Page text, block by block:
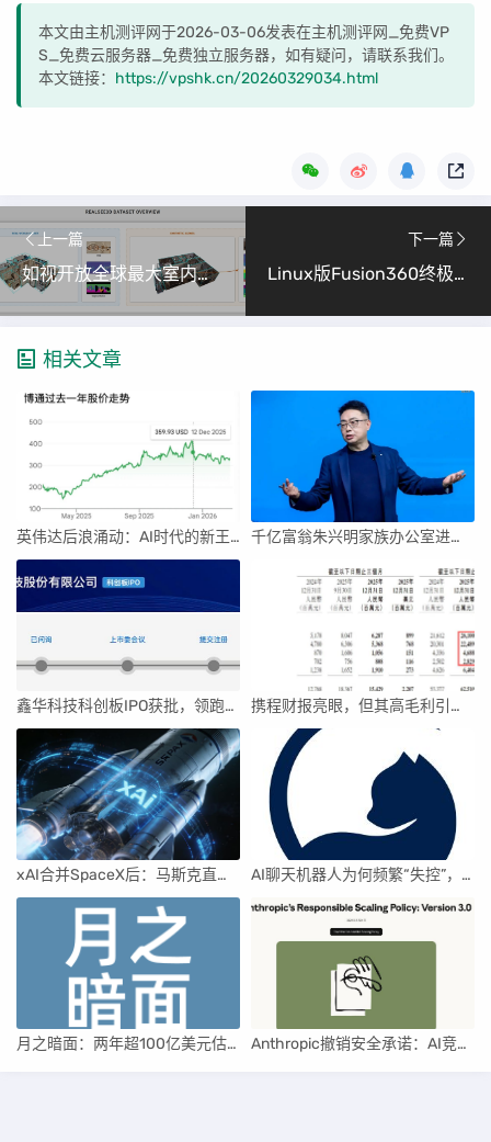
本文由主机测评网于2026-03-06发表在主机测评网_免费VP
S_免费云服务器_免费独立服务器，如有疑问，请联系我们。
本文链接： https://vpshk.cn/20260329034.html
上一篇
如视开放全球最大室内三维数据集Realsee3D，助力空间智能研究
下一篇
Linux版Fusion360终极安装指南：告别双系统烦恼！
相关文章
英伟达后浪涌动：AI时代的新王者与隐忧 千亿富翁朱兴明家族办公室进军VC圈
鑫华科技科创板IPO获批，领跑国内半导体材料市场 携程财报亮眼，但其高毛利引发行业争议
xAI合并SpaceX后：马斯克直接介入，团队压力激增 AI聊天机器人为何频繁“失控”，背后原因及解决方案解析
月之暗面：两年超100亿美元估值，K2.5引领AI新纪元 Anthropic撤销安全承诺：AI竞赛中的伦理与商业博弈